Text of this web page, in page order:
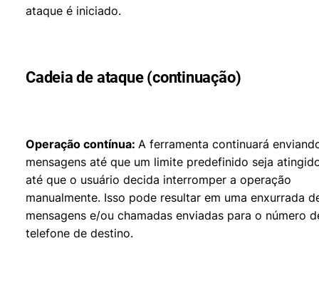
ataque é iniciado.
Cadeia de ataque (continuação)
Operação contínua: A ferramenta continuará
mensagens até que um limite predefinido seja
até que o usuário decida interromper a operação
manualmente. Isso pode resultar em uma enxurrada
mensagens e/ou chamadas enviadas para o número
telefone de destino.